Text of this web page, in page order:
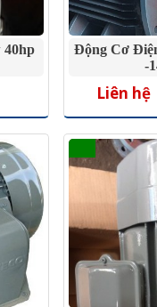
Động Cơ
-
Liên hệ